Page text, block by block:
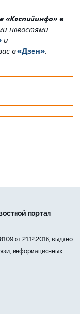
в
новостями
и
в«Дзен».
портал
от 21.12.2016, выдано
информационных